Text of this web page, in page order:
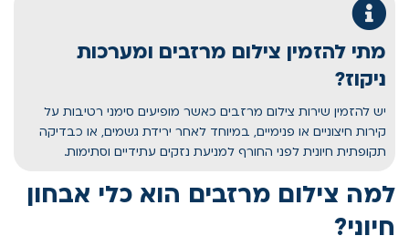
מתי להזמין צילום מרזבים ומערכות
ניקוז?
יש להזמין שירות צילום מרזבים כאשר מופיעים סימני רטיבות על
קירות חיצוניים או פנימיים, במיוחד לאחר ירידת גשמים, או כבדיקה
תקופתית חיונית לפני החורף למניעת נזקים עתידיים וסתימות.
למה צילום מרזבים הוא כלי אבחון
חיוני?